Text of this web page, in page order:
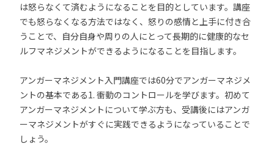
は怒らなくて済むようになることを目的としています。講座
でも怒らなくなる方法ではなく、怒りの感情と上手に付き合
うことで、自分自身や周りの人にとって長期的に健康的なセ
ルフマネジメントができるようになることを目指します。
アンガーマネジメント入門講座では60分でアンガーマネジメ
ントの基本である1. 衝動のコントロールを学びます。初めて
アンガーマネジメントについて学ぶ方も、受講後にはアンガ
ーマネジメントがすぐに実践できるようになっていることで
しょう。